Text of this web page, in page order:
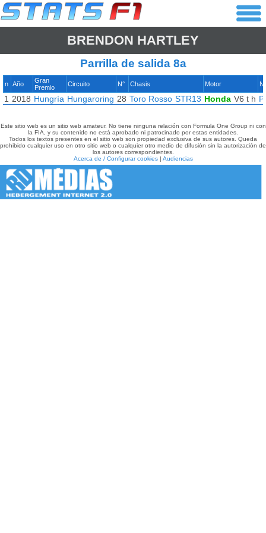
BRENDON HARTLEY
Parrilla de salida 8a
n Año
Gran
Premio
Circuito N° Chasis Motor
1 2018 Hungría Hungaroring 28 Toro Rosso STR13 Honda V6 t h
Este sitio web es un sitio web amateur. No tiene ninguna relación con Formula One Group ni con
la FIA, y su contenido no está aprobado ni patrocinado por estas entidades.
Todos los textos presentes en el sitio web son propiedad exclusiva de sus autores. Queda
prohibido cualquier uso en otro sitio web o cualquier otro medio de difusión sin la autorización de
los autores correspondientes.
Acerca de / Configurar cookies| Audiencias